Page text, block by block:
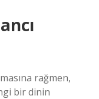
rağmen,
bir dinin